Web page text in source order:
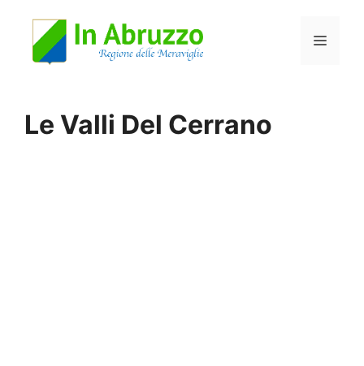
Menu
Le Valli Del Cerrano